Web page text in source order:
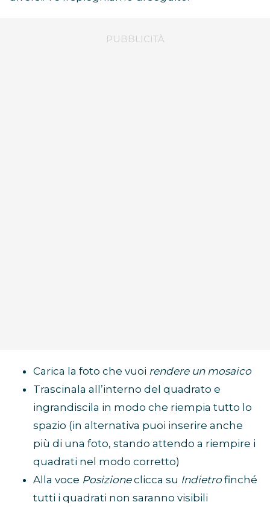
Carica la foto che vuoi rendere un mosaico
Trascinala all’interno del quadrato e
ingrandiscila in modo che riempia tutto lo
spazio (in alternativa puoi inserire anche
più di una foto, stando attendo a riempire i
quadrati nel modo corretto)
Alla voce Posizioneclicca su Indietrofinché
tutti i quadrati non saranno visibili